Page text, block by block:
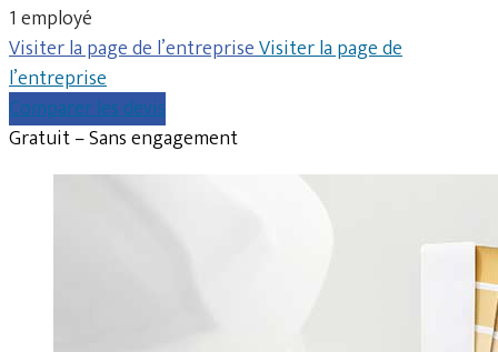
1 employé
Visiter la page de l’entrepriseVisiter la page de
l’entreprise
Comparer les devis
Gratuit – Sans engagement